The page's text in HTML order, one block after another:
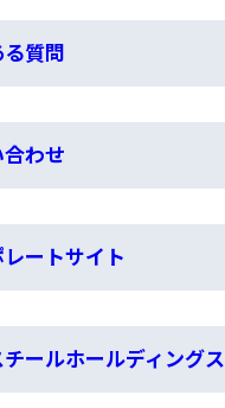
質問
わせ
ートサイト
ールホールディングス